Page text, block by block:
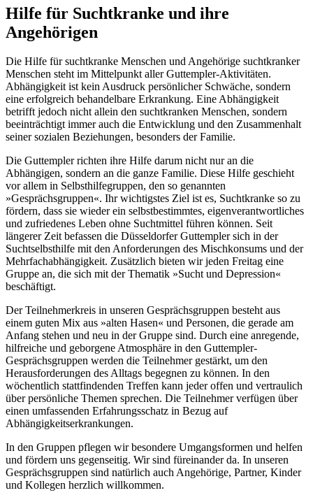
Hilfe für Suchtkranke und ihre
Angehörigen
Die Hilfe für suchtkranke Menschen und Angehörige suchtkranker
Menschen steht im Mittelpunkt aller Guttempler-Aktivitäten.
Abhängigkeit ist kein Ausdruck persönlicher Schwäche, sondern
eine erfolgreich behandelbare Erkrankung. Eine Abhängigkeit
betrifft jedoch nicht allein den suchtkranken Menschen, sondern
beeinträchtigt immer auch die Entwicklung und den Zusammenhalt
seiner sozialen Beziehungen, besonders der Familie.
Die Guttempler richten ihre Hilfe darum nicht nur an die
Abhängigen, sondern an die ganze Familie. Diese Hilfe geschieht
vor allem in Selbsthilfegruppen, den so genannten
»Gesprächsgruppen«. Ihr wichtigstes Ziel ist es, Suchtkranke so zu
fördern, dass sie wieder ein selbstbestimmtes, eigenverantwortliches
und zufriedenes Leben ohne Suchtmittel führen können. Seit
längerer Zeit befassen die Düsseldorfer Guttempler sich in der
Suchtselbsthilfe mit den Anforderungen des Mischkonsums und der
Mehrfachabhängigkeit. Zusätzlich bieten wir jeden Freitag eine
Gruppe an, die sich mit der Thematik »Sucht und Depression«
beschäftigt.
Der Teilnehmerkreis in unseren Gesprächsgruppen besteht aus
einem guten Mix aus »alten Hasen« und Personen, die gerade am
Anfang stehen und neu in der Gruppe sind. Durch eine anregende,
hilfreiche und geborgene Atmosphäre in den Guttempler-
Gesprächsgruppen werden die Teilnehmer gestärkt, um den
Herausforderungen des Alltags begegnen zu können. In den
wöchentlich stattfindenden Treffen kann jeder offen und vertraulich
über persönliche Themen sprechen. Die Teilnehmer verfügen über
einen umfassenden Erfahrungsschatz in Bezug auf
Abhängigkeitserkrankungen.
In den Gruppen pflegen wir besondere Umgangsformen und helfen
und fördern uns gegenseitig. Wir sind füreinander da. In unseren
Gesprächsgruppen sind natürlich auch Angehörige, Partner, Kinder
und Kollegen herzlich willkommen.